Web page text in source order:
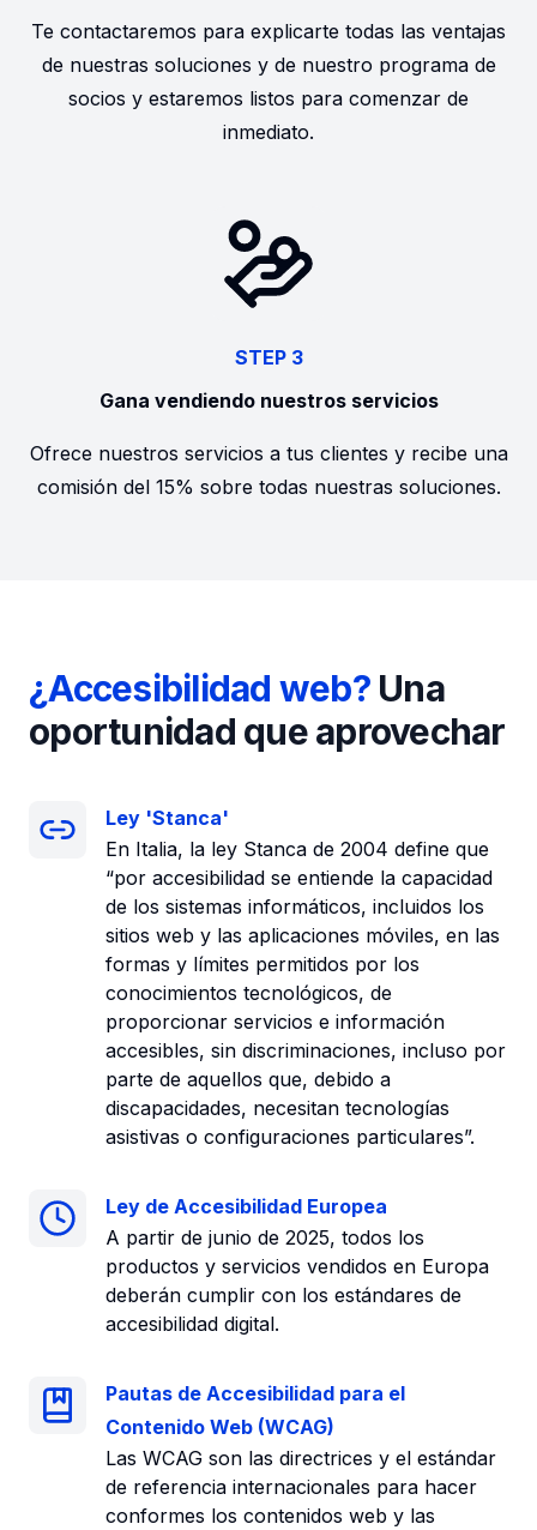
Te contactaremos para explicarte todas las ventajas
de nuestras soluciones y de nuestro programa de
socios y estaremos listos para comenzar de
inmediato.
STEP 3
Gana vendiendo nuestros servicios
Ofrece nuestros servicios a tus clientes y recibe una
comisión del 15% sobre todas nuestras soluciones.
¿Accesibilidad web? Una
oportunidad que aprovechar
Ley 'Stanca'
En Italia, la ley Stanca de 2004 define que
“por accesibilidad se entiende la capacidad
de los sistemas informáticos, incluidos los
sitios web y las aplicaciones móviles, en las
formas y límites permitidos por los
conocimientos tecnológicos, de
proporcionar servicios e información
accesibles, sin discriminaciones, incluso por
parte de aquellos que, debido a
discapacidades, necesitan tecnologías
asistivas o configuraciones particulares”.
Ley de Accesibilidad Europea
A partir de junio de 2025, todos los
productos y servicios vendidos en Europa
deberán cumplir con los estándares de
accesibilidad digital.
Pautas de Accesibilidad para el
Contenido Web (WCAG)
Las WCAG son las directrices y el estándar
de referencia internacionales para hacer
conformes los contenidos web y las